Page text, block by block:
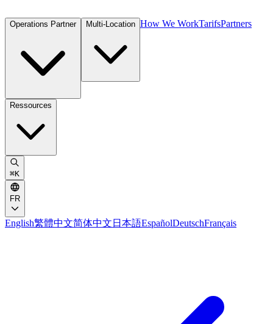
Operations Partner Multi-Location How We WorkTarifsPartners
Ressources
⌘K
FR
English繁體中文简体中文 日本語EspañolDeutschFrançais